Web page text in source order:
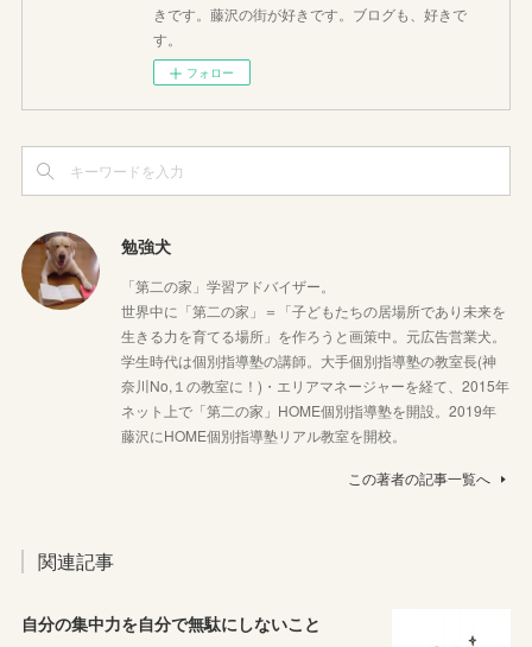
きです。藤沢の街が好きです。ブログも、好きで
す。
フォロー
勉強犬
「第二の家」学習アドバイザー。
世界中に「第二の家」＝「子どもたちの居場所であり未来を
生きる力を育てる場所」を作ろうと画策中。元広告営業犬。
学生時代は個別指導塾の講師。大手個別指導塾の教室長(神
奈川No,１の教室に！)・エリアマネージャーを経て、2015年
ネット上で「第二の家」HOME個別指導塾を開設。2019年
藤沢にHOME個別指導塾リアル教室を開校。
この著者の記事一覧へ
関連記事
自分の集中力を自分で無駄にしないこと